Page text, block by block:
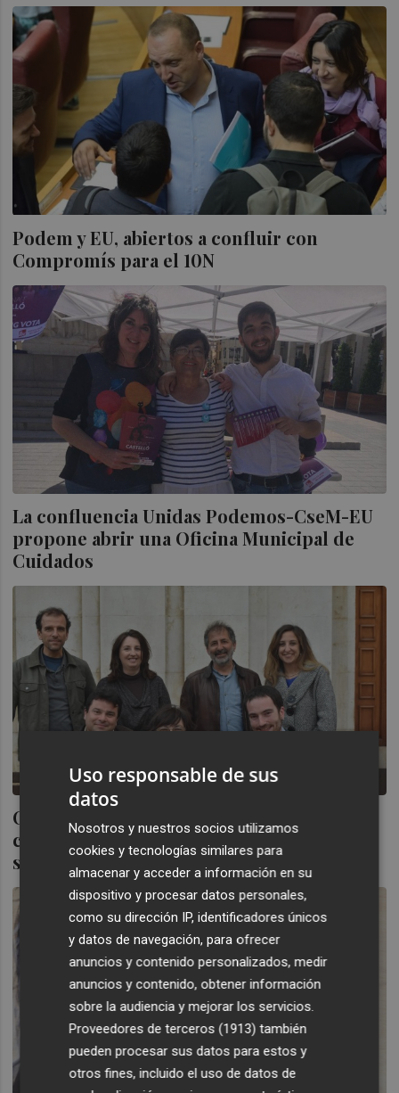
Podem y EU, abiertos a confluir con
Compromís para el 10N
La confluencia Unidas Podemos-CseM-EU
propone abrir una Oficina Municipal de
Cuidados
CSeM se asegura el número dos de la lista
con Garrido y Giner cae de los puestos de
salida
Uso responsable de sus
datos
Nosotros y nuestros socios utilizamos
cookies y tecnologías similares para
almacenar y acceder a información en su
dispositivo y procesar datos personales,
como su dirección IP, identificadores únicos
y datos de navegación, para ofrecer
anuncios y contenido personalizados, medir
anuncios y contenido, obtener información
sobre la audiencia y mejorar los servicios.
Proveedores de terceros (1913) también
pueden procesar sus datos para estos y
otros fines, incluido el uso de datos de